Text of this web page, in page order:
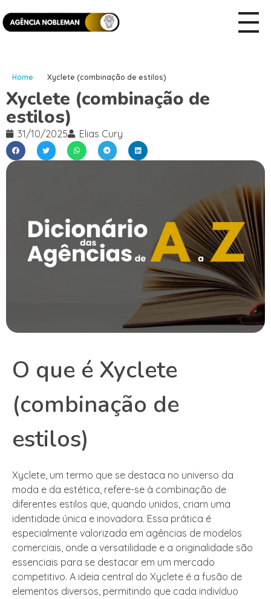
Home Xyclete (combinação de estilos)
Xyclete (combinação de
estilos)
31/10/2025 Elias Cury
O que é Xyclete
(combinação de
estilos)
Xyclete, um termo que se destaca no universo da
moda e da estética, refere-se à combinação de
diferentes estilos que, quando unidos, criam uma
identidade única e inovadora. Essa prática é
especialmente valorizada em agências de modelos
comerciais, onde a versatilidade e a originalidade são
essenciais para se destacar em um mercado
competitivo. A ideia central do Xyclete é a fusão de
elementos diversos, permitindo que cada indivíduo